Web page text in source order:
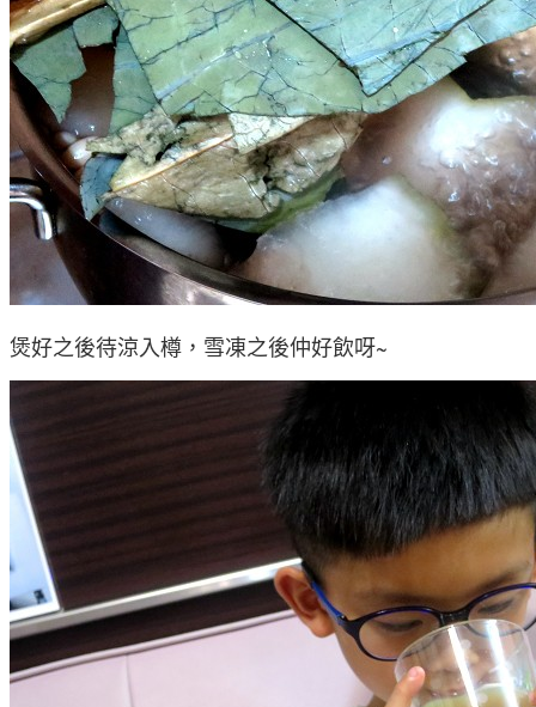
煲好之後待涼入樽，雪凍之後仲好飲呀~